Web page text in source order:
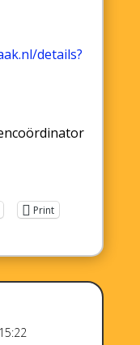
.nl/details?
Print